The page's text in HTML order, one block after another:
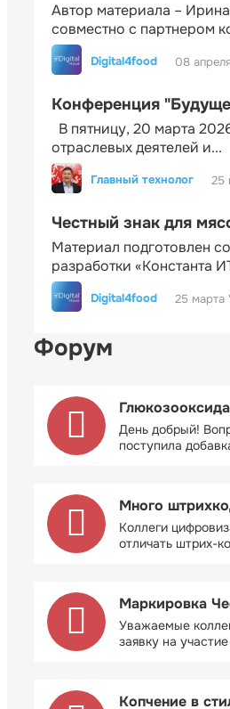
Автор материала –
совместно с партнером
Digital4food 08
Конференция
В пятницу, 20 марта
отраслевых деятелей и...
Главный технолог 25
Честный знак для
Материал подготовлен
разработки «Константа
Digital4food 25 марта
Форум
День добрый!
поступила
Много
Коллеги
отличать штрих-
Маркировка
Уважаемые
заявку на
Копчение в